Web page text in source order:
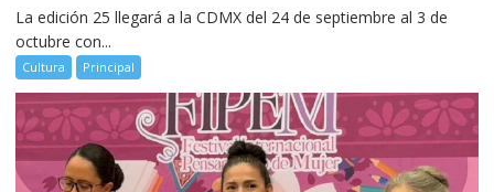
La edición 25 llegará a la CDMX del 24 de septiembre al 3 de
octubre con...
Cultura Principal